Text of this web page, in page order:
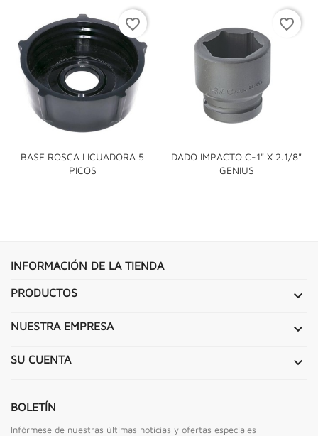
BASE ROSCA LICUADORA 5
PICOS
favorite_border
DADO IMPACTO C-1" X 2.1/8"
GENIUS
favorite_border
INFORMACIÓN DE LA TIENDA
PRODUCTOS 
NUESTRA EMPRESA 
SU CUENTA 
BOLETÍN
Infórmese de nuestras últimas noticias y ofertas especiales